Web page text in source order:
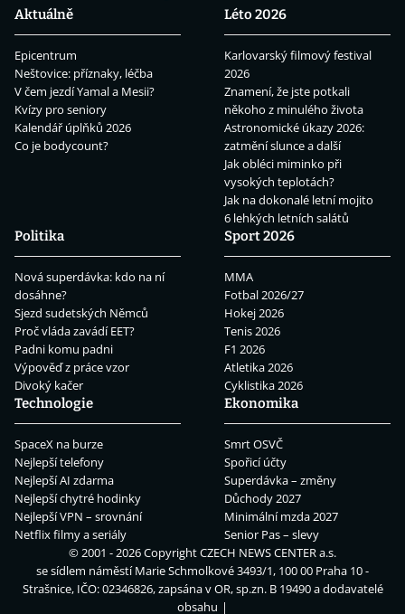
Aktuálně
Epicentrum
Neštovice: příznaky, léčba
V čem jezdí Yamal a Mesii?
Kvízy pro seniory
Kalendář úplňků 2026
Co je bodycount?
Léto 2026
Karlovarský filmový festival
2026
Znamení, že jste potkali
někoho z minulého života
Astronomické úkazy 2026:
zatmění slunce a další
Jak obléci miminko při
vysokých teplotách?
Jak na dokonalé letní mojito
6 lehkých letních salátů
Politika
Nová superdávka: kdo na ní
dosáhne?
Sjezd sudetských Němců
Proč vláda zavádí EET?
Padni komu padni
Výpověď z práce vzor
Divoký kačer
Sport 2026
MMA
Fotbal 2026/27
Hokej 2026
Tenis 2026
F1 2026
Atletika 2026
Cyklistika 2026
Technologie
SpaceX na burze
Nejlepší telefony
Nejlepší AI zdarma
Nejlepší chytré hodinky
Nejlepší VPN – srovnání
Netflix filmy a seriály
Ekonomika
Smrt OSVČ
Spořicí účty
Superdávka – změny
Důchody 2027
Minimální mzda 2027
Senior Pas – slevy
© 2001 - 2026 CopyrightCZECH NEWS CENTER a.s.
se sídlem náměstí Marie Schmolkové 3493/1, 100 00 Praha 10 -
Strašnice, IČO: 02346826, zapsána v OR, sp.zn. B 19490 a dodavatelé
obsahu